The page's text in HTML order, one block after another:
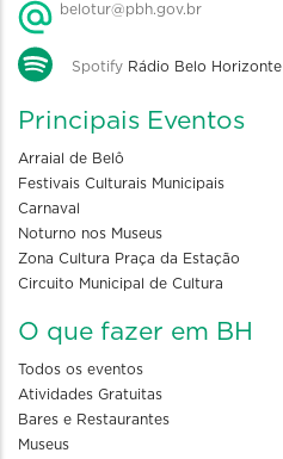
belotur@pbh.gov.br
Spotify Rádio Belo Horizonte
Principais Eventos
Arraial de Belô
Festivais Culturais Municipais
Carnaval
Noturno nos Museus
Zona Cultura Praça da Estação
Circuito Municipal de Cultura
O que fazer em BH
Todos os eventos
Atividades Gratuitas
Bares e Restaurantes
Museus